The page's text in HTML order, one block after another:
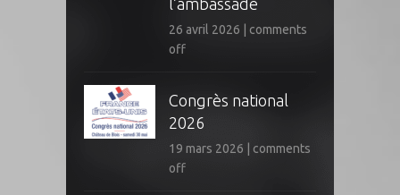
l’ambassade
26 avril 2026
comments
off
Congrès national
2026
19 mars 2026
comments
off